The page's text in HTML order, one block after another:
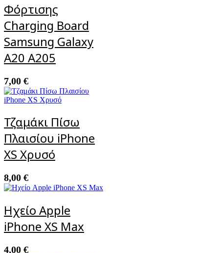
Φόρτισης
Charging Board
Samsung Galaxy
A20 A205
7,00 €
Τζαμάκι Πίσω
Πλαισίου iPhone
XS Χρυσό
8,00 €
Ηχείο Apple
iPhone XS Max
4,00 €